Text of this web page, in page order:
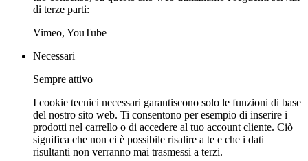
di terze parti:
Vimeo, YouTube
Necessari
Sempre attivo
I cookie tecnici necessari garantiscono solo le funzioni di base
del nostro sito web. Ti consentono per esempio di inserire i
prodotti nel carrello o di accedere al tuo account cliente. Ciò
significa che non ci è possibile risalire a te e che i dati
risultanti non verranno mai trasmessi a terzi.